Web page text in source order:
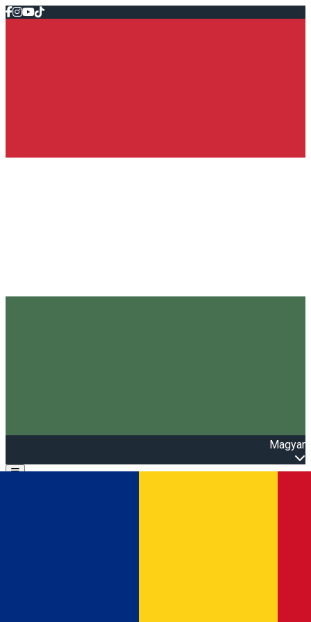
Magyar
Open main menu